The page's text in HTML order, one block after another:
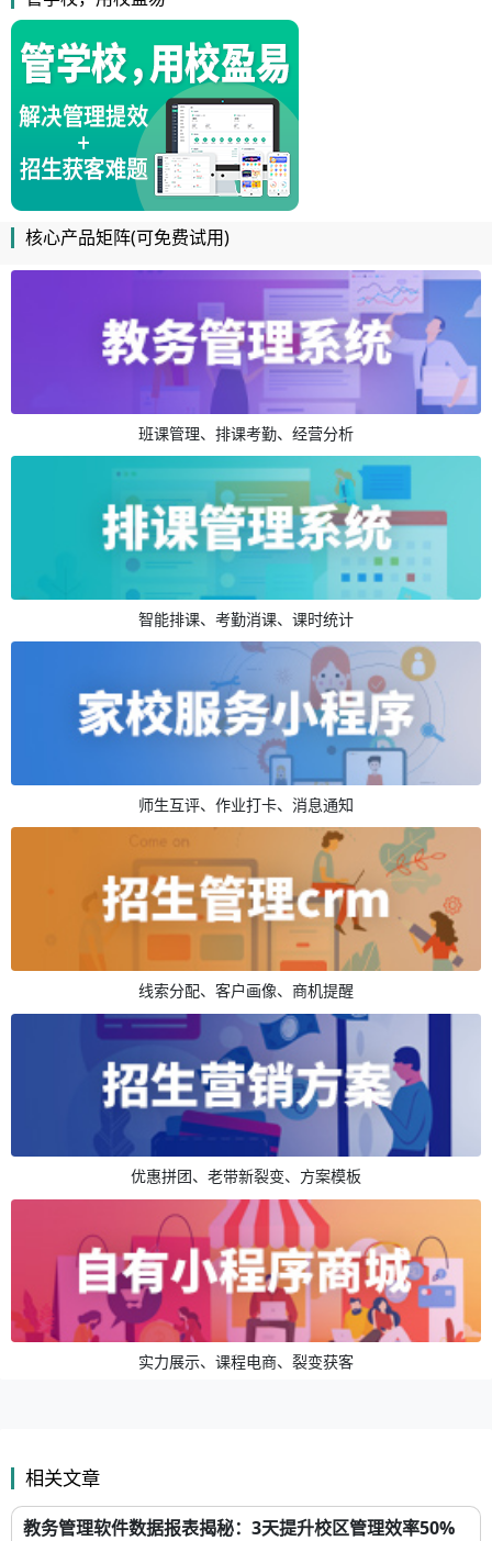
核心产品矩阵(可免费试用)
班课管理、排课考勤、经营分析
智能排课、考勤消课、课时统计
师生互评、作业打卡、消息通知
线索分配、客户画像、商机提醒
优惠拼团、老带新裂变、方案模板
实力展示、课程电商、裂变获客
相关文章
教务管理软件数据报表揭秘：3天提升校区管理效率50%